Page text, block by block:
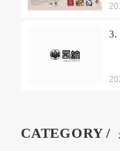
CATEGORY /